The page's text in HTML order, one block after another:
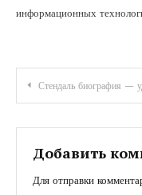
информационных
по
записям
Стендаль биография — удивительная история жизни и гениального творчества великого
Добавить
Для отправки